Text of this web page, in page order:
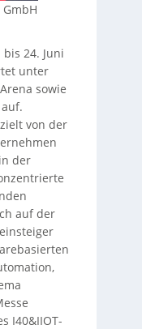
24. Juni
unter
sowie
von der
der
auf der
I40&IIOT-